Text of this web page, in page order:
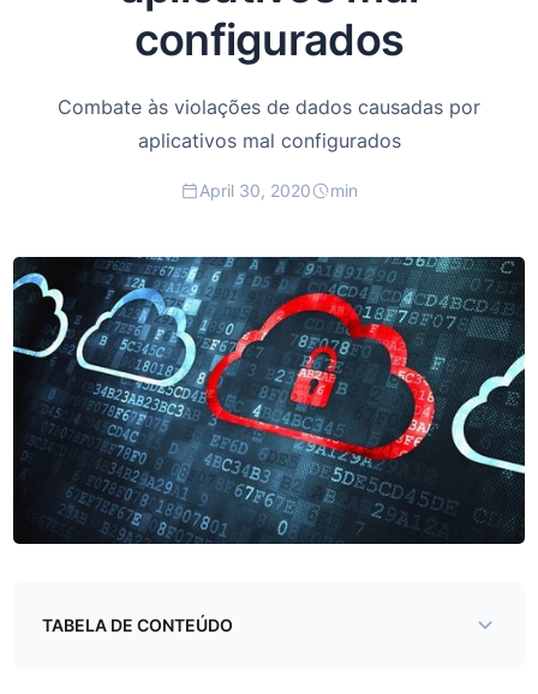
configurados
Combate às violações de dados causadas por
aplicativos mal configurados
April 30, 2020 min
TABELA DE CONTEÚDO